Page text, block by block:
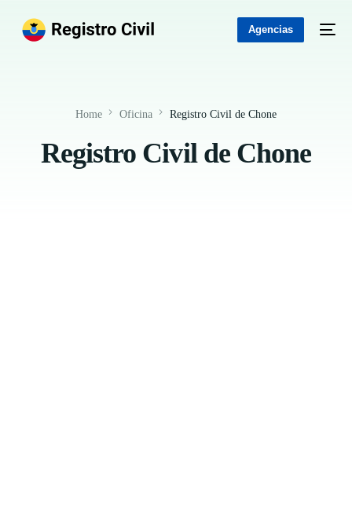
Agencias
Home Oficina Registro Civil de Chone
Registro Civil de Chone